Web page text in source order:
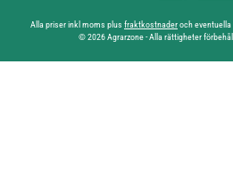
Alla priser inkl moms plus fraktkostnaderoch eventuella
© 2026 Agrarzone - Alla rättigheter